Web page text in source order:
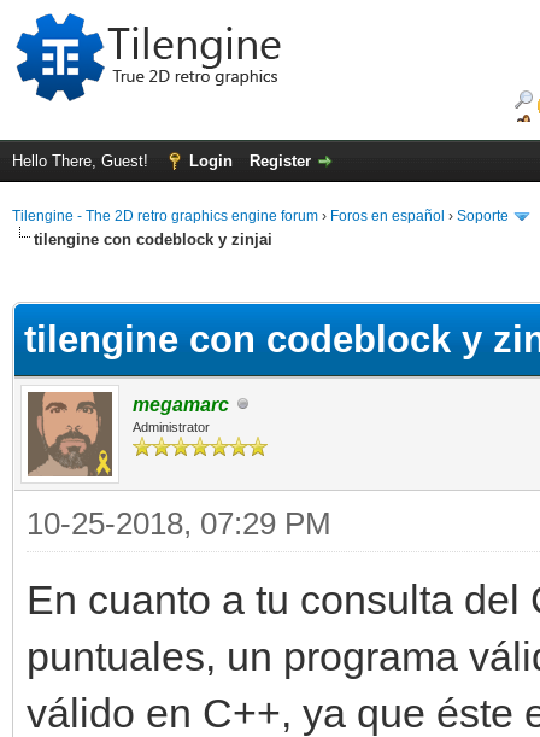
Hello There, Guest! Login Register
Tilengine - The 2D retro graphics engine forum › Foros en español › Soporte
tilengine con codeblock y zinjai
tilengine con codeblock y
megamarc
Administrator
10-25-2018, 07:29 PM
En cuanto a tu consulta
puntuales, un programa
válido en C++, ya que éste